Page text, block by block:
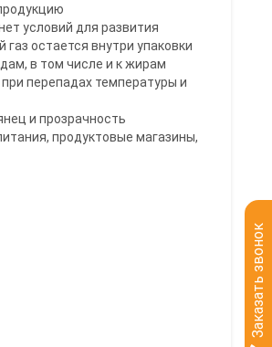
условий для развития
газ остается внутри упаковки
в том числе и к жирам
перепадах температуры и
и прозрачность
продуктовые магазины,
Заказать звонок